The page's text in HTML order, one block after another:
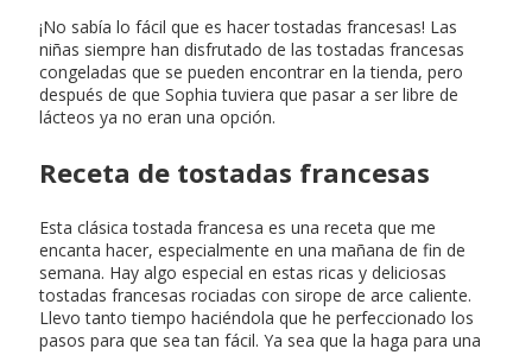
¡No sabía lo fácil que es hacer tostadas francesas! Las
niñas siempre han disfrutado de las tostadas francesas
congeladas que se pueden encontrar en la tienda, pero
después de que Sophia tuviera que pasar a ser libre de
lácteos ya no eran una opción.
Receta de tostadas francesas
Esta clásica tostada francesa es una receta que me
encanta hacer, especialmente en una mañana de fin de
semana. Hay algo especial en estas ricas y deliciosas
tostadas francesas rociadas con sirope de arce caliente.
Llevo tanto tiempo haciéndola que he perfeccionado los
pasos para que sea tan fácil. Ya sea que la haga para una